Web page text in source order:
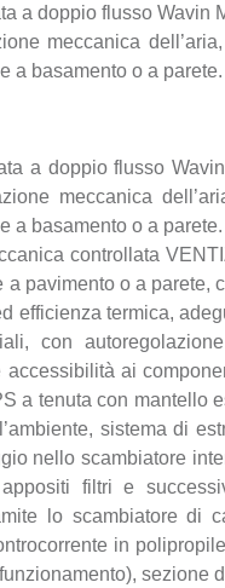
a doppio flusso Wavin
meccanica
a basamento o a parete.
a doppio flusso
meccanica
a basamento o a parete.
controllata
pavimento o a parete,
efficienza termica,
con
ai
a tenuta con mantello
sistema di
nello scambiatore
filtri e
lo scambiatore di
in
sezione